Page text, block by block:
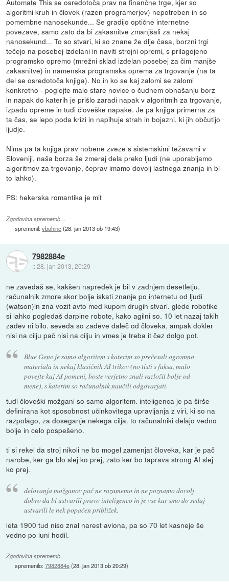
Automate This se osredotoča prav na finančne trge, kjer so
algoritmi kruh in človek (razen programerjev) nepotreben in so
pomembne nanosekunde... Se gradijo optične internetne
povezave, samo zato da bi zakasnitve zmanjšali za nekaj
nanosekund... To so stvari, ki so znane že dlje časa, borzni trgi
tečejo na posebej izdelani in naviti strojni opremi, s prilagojeno
programsko opremo (mrežni sklad izdelan posebej za čim manjše
zakasnitve) in namenska programska oprema za trgovanje (na ta
del se osredotoča knjiga). No in ko se kaj zalomi se zalomi
konkretno - poglejte malo stare novice o čudnem obnašanju borz
in napak do katerih je prišlo zaradi napak v algoritmih za trgovanje,
izpadu opreme in tudi človeške napake. Je pa knjiga primerna za
ta čas, se lepo poda krizi in napihuje strah in bojazni, ki jih občutijo
ljudje.
Nima pa ta knjiga prav nobene zveze s sistemskimi težavami v
Sloveniji, naša borza še zmeraj dela preko ljudi (ne uporabljamo
algoritmov za trgovanje, čeprav imamo dovolj lastnega znanja in bi
to lahko).
PS: hekerska romantika je mit
Zgodovina sprememb…
spremenil:vbohinc (28. jan 2013 ob 19:43)
7982884e
::28. jan 2013, 20:29
ne zavedaš se, kakšen napredek je bil v zadnjem desetletju.
računalnik zmore skor bolje iskati znanje po internetu od ljudi
(watson)in zna vozit avto med kupom drugih stvari. glede robotike
si lahko pogledaš darpine robote, kako agilni so. 10 let nazaj takih
zadev ni bilo. seveda so zadeve daleč od človeka, ampak dokler
nisi na cilju pač nisi na cilju in vmes je treba it čez dolgo pot.
Blue Gene je samo algoritem s katerim so prečesali ogromno
materiala in nekaj klasičnih AI trikov (no tisti s faksa, malo
povejte kaj AI pomeni, boste verjetno znali razložit bolje od
mene), s katerim so računalnik naučili odgovarjati.
tudi človeški možgani so samo algoritem. inteligenca je pa širše
definirana kot sposobnost učinkovitega upravljanja z viri, ki so na
razpolago, za doseganje nekega cilja. to računalniki delajo vedno
bolje in celo pospešeno.
ti si rekel da stroj nikoli ne bo mogel zamenjat človeka, kar je pač
narobe, ker ga blo slej ko prej, zato ker bo taprava strong AI slej
ko prej.
delovanja možganov pač ne razumemo in ne poznamo dovolj
dobro da bi ustvarili pravo inteligenco in je vse kar smo do sedaj
ustvarili le nek popačen približek.
leta 1900 tud niso znal narest aviona, pa so 70 let kasneje še
vedno po luni hodil.
Zgodovina sprememb…
spremenilo:7982884e(28. jan 2013 ob 20:29)